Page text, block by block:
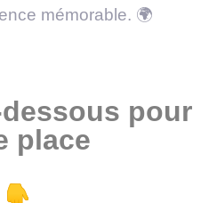
mémorable. 🌍
pour
place